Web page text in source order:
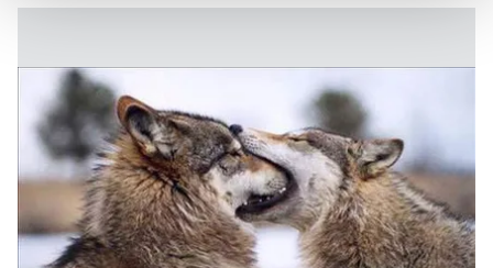
takdirde, kullanıcılara hedefli reklamlar
gösterilmeyecektir."
Sizlere daha iyi bir hizmet sunabilmek için İnternet
Sitemizde kendimize ve üçüncü kişilere ait çerezler
kullanılmaktadır. Bu çerezler vasıtasıyla çeşitli kişisel
verileriniz işlenmekte olup gerekli olan çerezler bilgi
toplumu hizmetlerinin sunulması amacıyla